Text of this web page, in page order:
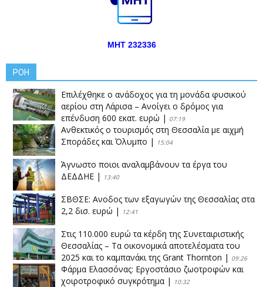
ΜΗΤ 232336
ΡΟΗ
Επιλέχθηκε ο ανάδοχος για τη μονάδα φυσικού
αερίου στη Λάρισα – Ανοίγει ο δρόμος για
επένδυση 600 εκατ. ευρώ | 07:19
Ανθεκτικός ο τουρισμός στη Θεσσαλία με αιχμή
Σποράδες και Όλυμπο | 15:04
Άγνωστο ποιοι αναλαμβάνουν τα έργα του
ΔΕΔΔΗΕ | 13:40
ΣΒΘΣΕ: Aνοδος των εξαγωγών της Θεσσαλίας στα
2,2 δισ. ευρώ | 12:41
Στις 110.000 ευρώ τα κέρδη της Συνεταιριστικής
Θεσσαλίας – Τα οικονομικά αποτελέσματα του
2025 και το καμπανάκι της Grant Thornton | 09:26
Φάρμα Ελασσόνας: Εργοστάσιο ζωοτροφών και
χοιροτροφικό συγκρότημα | 10:32